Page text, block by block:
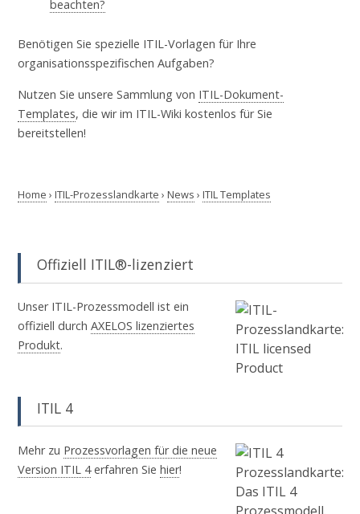
beachten?
Benötigen Sie spezielle ITIL-Vorlagen für Ihre
organisationsspezifischen Aufgaben?
Nutzen Sie unsere Sammlung von ITIL-Dokument-
Templates, die wir im ITIL-Wiki kostenlos für Sie
bereitstellen!
Home › ITIL-Prozesslandkarte › News › ITIL Templates
Offiziell ITIL®-lizenziert
Unser ITIL-Prozessmodell ist ein
offiziell durchAXELOS lizenziertes
Produkt.
ITIL 4
Mehr zu Prozessvorlagen für die neue
Version ITIL 4erfahren Siehier!